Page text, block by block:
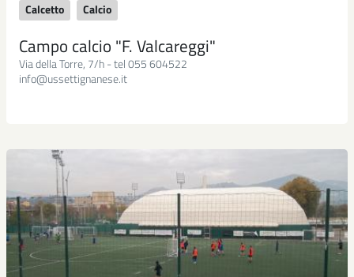
Calcetto
Calcio
Campo calcio "F. Valcareggi"
Via della Torre, 7/h - tel 055 604522
info@ussettignanese.it